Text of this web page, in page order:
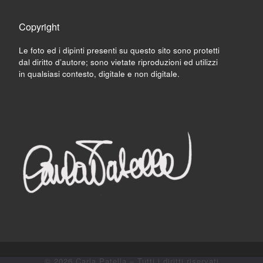
Copyright
Le foto ed i dipinti presenti su questo sito sono protetti
dal diritto d’autore; sono vietate riproduzioni ed utilizzi
in qualsiasi contesto, digitale e non digitale.